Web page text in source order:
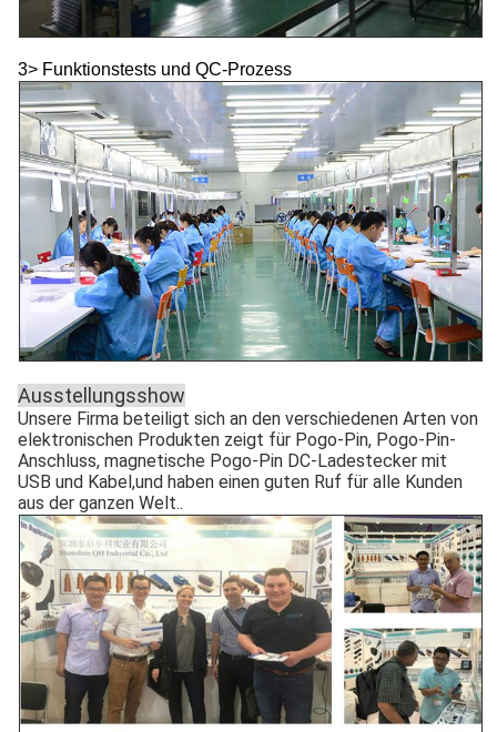
3> Funktionstests und QC-Prozess
Ausstellungsshow
Unsere Firma beteiligt sich an den verschiedenen Arten von
elektronischen Produkten zeigt für Pogo-Pin, Pogo-Pin-
Anschluss, magnetische Pogo-Pin DC-Ladestecker mit
USB und Kabel,und haben einen guten Ruf für alle Kunden
aus der ganzen Welt..